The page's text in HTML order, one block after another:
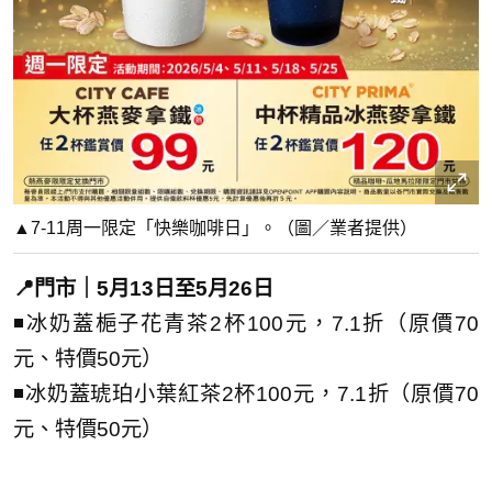
▲7-11周一限定「快樂咖啡日」。（圖／業者提供）
📍門市｜5月13日至5月26日
◾冰奶蓋梔子花青茶2杯100元，7.1折（原價70
元、特價50元）
◾冰奶蓋琥珀小葉紅茶2杯100元，7.1折（原價70
元、特價50元）